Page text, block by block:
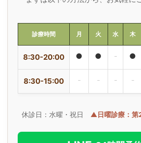
診療時間 月 火 水 木
8:30-20:00 ● ● - ●
8:30-15:00 - - - -
休診日：水曜・祝日 ▲日曜診療：第